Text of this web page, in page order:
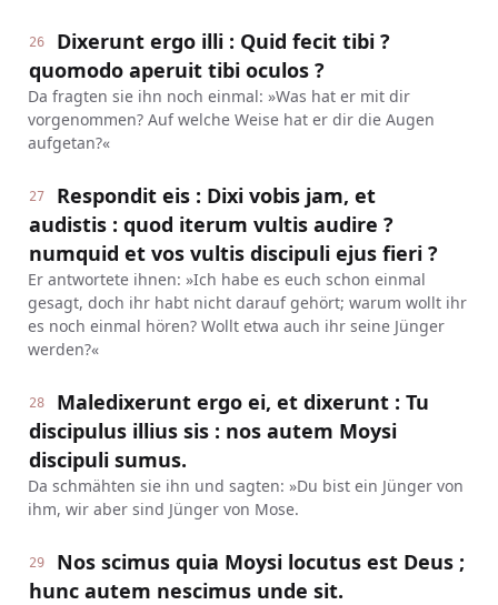
26
Dixerunt ergo illi : Quid fecit tibi ?
quomodo aperuit tibi oculos ?
Da fragten sie ihn noch einmal: »Was hat er mit dir
vorgenommen? Auf welche Weise hat er dir die Augen
aufgetan?«
27
Respondit eis : Dixi vobis jam, et
audistis : quod iterum vultis audire ?
numquid et vos vultis discipuli ejus fieri ?
Er antwortete ihnen: »Ich habe es euch schon einmal
gesagt, doch ihr habt nicht darauf gehört; warum wollt ihr
es noch einmal hören? Wollt etwa auch ihr seine Jünger
werden?«
28
Maledixerunt ergo ei, et dixerunt : Tu
discipulus illius sis : nos autem Moysi
discipuli sumus.
Da schmähten sie ihn und sagten: »Du bist ein Jünger von
ihm, wir aber sind Jünger von Mose.
29
Nos scimus quia Moysi locutus est Deus ;
hunc autem nescimus unde sit.